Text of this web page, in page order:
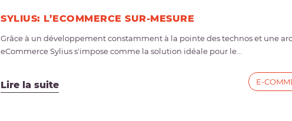
SYLIUS: L’ECOMMERCE SUR-MESURE
Grâce à un développement constamment à la pointe des technos et une
eCommerce Sylius s'impose comme la solution idéale pour le...
Lire la suite E-